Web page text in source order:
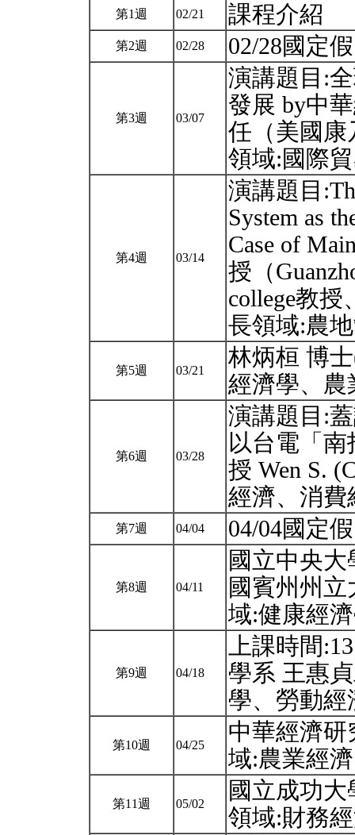
第1週 02/21 課程介紹
第2週 02/28 02/28國定
第3週 03/07
演講題目:
發展 by中
任（美國康
領域:國際
第4週 03/14
演講題目
System as
Case of
授（
college教
長領域:農
第5週 03/21
林炳桓 博
經濟學、
第6週 03/28
演講題目:
以台電「南
授 Wen S.
經濟、消
第7週 04/04 04/04國定
第8週 04/11
國立中央
國賓州州
域:健康經
第9週 04/18
上課時間
學系 王惠
學、勞動
第10週 04/25
中華經濟
域:農業經
第11週 05/02
國立成功
領域:財務